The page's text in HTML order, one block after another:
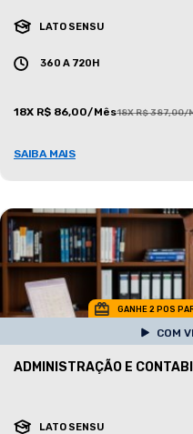
LATO SENSU
360 A 720H
18X R$ 86,00/Mês18X R$ 387,00/
SAIBA MAIS
GANHE 2 POS
COM
ADMINISTRAÇÃO E
LATO SENSU